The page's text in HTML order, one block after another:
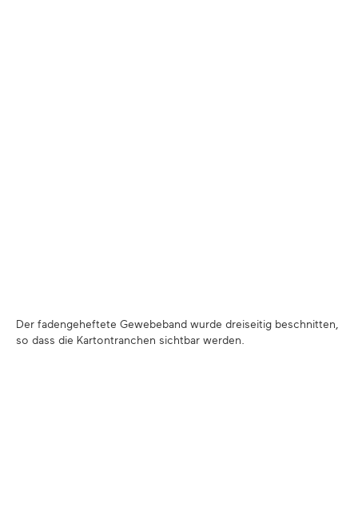
Der fadengeheftete Gewebeband wurde dreiseitig beschnitten,
so dass die Kartontranchen sichtbar werden.